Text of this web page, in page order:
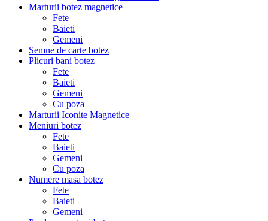
Marturii botez magnetice
Fete
Baieti
Gemeni
Semne de carte botez
Plicuri bani botez
Fete
Baieti
Gemeni
Cu poza
Marturii Iconite Magnetice
Meniuri botez
Fete
Baieti
Gemeni
Cu poza
Numere masa botez
Fete
Baieti
Gemeni